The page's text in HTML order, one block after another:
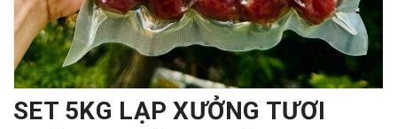
SET 5KG LẠP XƯỞNG TƯƠI